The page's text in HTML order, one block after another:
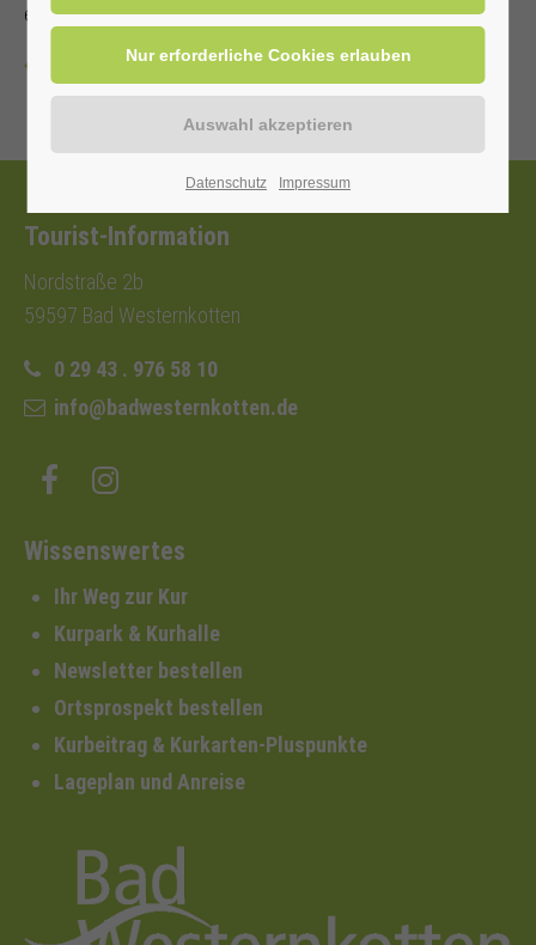
einfinden. Mit Kur-/Einwohnerkarte 7,00 €, ohne 10,00 €
Tourist-Information
Nordstraße 2b
59597 Bad Westernkotten
0 29 43 . 976 58 10
info@badwesternkotten.de
Wissenswertes
Ihr Weg zur Kur
Kurpark & Kurhalle
Newsletter bestellen
Ortsprospekt bestellen
Kurbeitrag & Kurkarten-Pluspunkte
Lageplan und Anreise
Datenschutz Impressum